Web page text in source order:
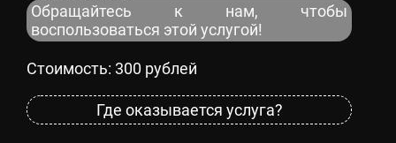
Обращайтесь к нам, чтобы
воспользоваться этой услугой!
Стоимость: 300 рублей
Где оказывается услуга?